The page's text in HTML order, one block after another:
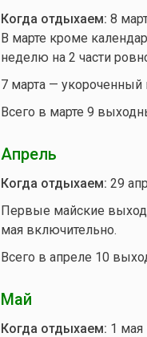
Когда отдыхаем: 8
В марте кроме
неделю на 2 части
7 марта — укороченный
Всего в марте 9
Апрель
Когда отдыхаем: 29
Первые майские
мая включительно.
Всего в апреле 10
Май
Когда отдыхаем: 1 мая